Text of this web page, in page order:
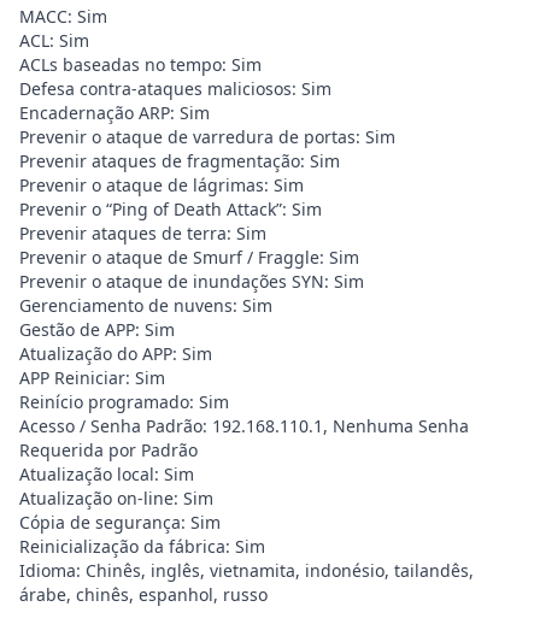
MACC: Sim
ACL: Sim
ACLs baseadas no tempo: Sim
Defesa contra-ataques maliciosos: Sim
Encadernação ARP: Sim
Prevenir o ataque de varredura de portas: Sim
Prevenir ataques de fragmentação: Sim
Prevenir o ataque de lágrimas: Sim
Prevenir o “Ping of Death Attack”: Sim
Prevenir ataques de terra: Sim
Prevenir o ataque de Smurf / Fraggle: Sim
Prevenir o ataque de inundações SYN: Sim
Gerenciamento de nuvens: Sim
Gestão de APP: Sim
Atualização do APP: Sim
APP Reiniciar: Sim
Reinício programado: Sim
Acesso / Senha Padrão: 192.168.110.1, Nenhuma Senha
Requerida por Padrão
Atualização local: Sim
Atualização on-line: Sim
Cópia de segurança: Sim
Reinicialização da fábrica: Sim
Idioma: Chinês, inglês, vietnamita, indonésio, tailandês,
árabe, chinês, espanhol, russo